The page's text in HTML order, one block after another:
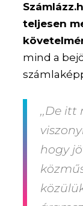
teljesen
mind a
,,De itt
hogy